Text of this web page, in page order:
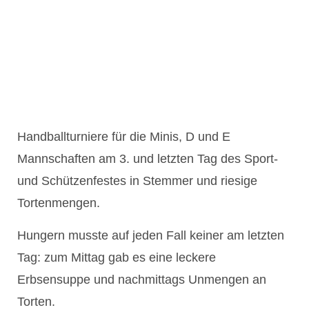
Handballturniere für die Minis, D und E
Mannschaften am 3. und letzten Tag des Sport-
und Schützenfestes in Stemmer und riesige
Tortenmengen.
Hungern musste auf jeden Fall keiner am letzten
Tag: zum Mittag gab es eine leckere
Erbsensuppe und nachmittags Unmengen an
Torten.